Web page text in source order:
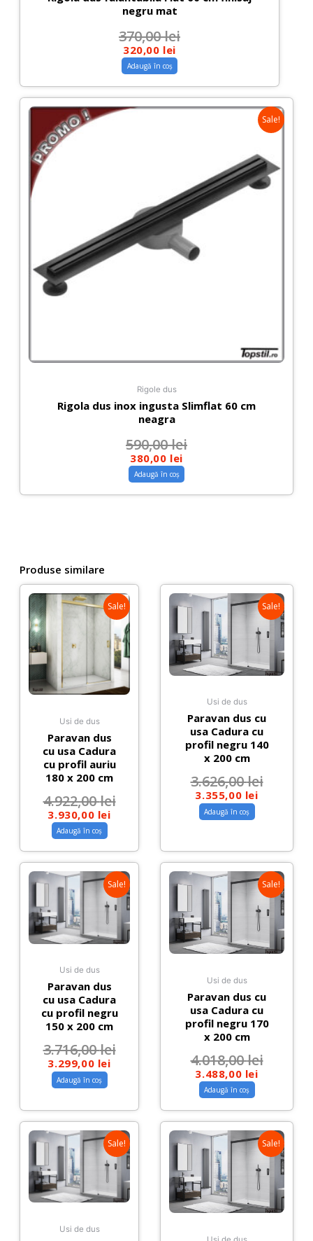
negru mat
370,00lei
320,00 lei
Adaugă în coș
Sale!
Rigole dus
Rigola dus inox ingusta Slimflat 60 cm
neagra
590,00lei
380,00 lei
Adaugă în coș
Produse similare
Sale!
Usi de dus
Paravan dus
cu usa Cadura
cu profil auriu
180 x 200 cm
4.922,00lei
3.930,00 lei
Adaugă în coș
Sale!
Usi de dus
Paravan dus cu
usa Cadura cu
profil negru 140
x 200 cm
3.626,00lei
3.355,00 lei
Adaugă în coș
Sale!
Usi de dus
Paravan dus
cu usa Cadura
cu profil negru
150 x 200 cm
3.716,00lei
3.299,00 lei
Adaugă în coș
Sale!
Usi de dus
Paravan dus cu
usa Cadura cu
profil negru 170
x 200 cm
4.018,00lei
3.488,00 lei
Adaugă în coș
Sale!
Usi de dus
Sale!